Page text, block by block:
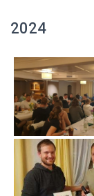
2024